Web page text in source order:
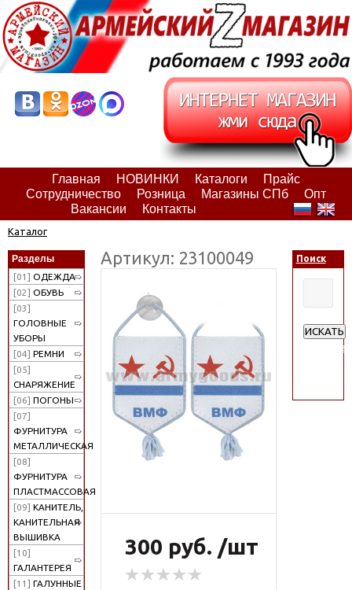
Главная НОВИНКИ Каталоги
Прайс
Сотрудничество
Розница Магазины СПб
Опт
Вакансии
Контакты
Каталог
Разделы
[01] ОДЕЖДА
[02] ОБУВЬ
[03]
ГОЛОВНЫЕ
УБОРЫ
[04] РЕМНИ
[05]
СНАРЯЖЕНИЕ
[06] ПОГОНЫ
[07]
ФУРНИТУРА
МЕТАЛЛИЧЕСКАЯ
[08]
ФУРНИТУРА
ПЛАСТМАССОВАЯ
[09] КАНИТЕЛЬ,
КАНИТЕЛЬНАЯ
ВЫШИВКА
[10]
ГАЛАНТЕРЕЯ
[11] ГАЛУННЫЕ
Артикул: 23100049
300 руб. /шт
Поиск
ИСКАТЬ